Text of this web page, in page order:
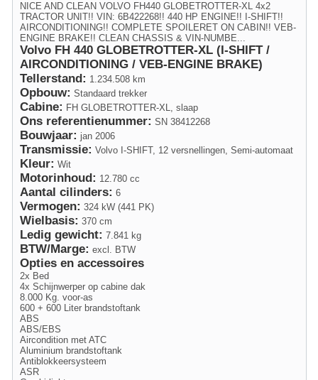
NICE AND CLEAN VOLVO FH440 GLOBETROTTER-XL 4x2
TRACTOR UNIT!! VIN: 6B422268!! 440 HP ENGINE!! I-SHIFT!!
AIRCONDITIONING!! COMPLETE SPOILERET ON CABIN!! VEB-
ENGINE BRAKE!! CLEAN CHASSIS & VIN-NUMBE...
Volvo FH 440 GLOBETROTTER-XL (I-SHIFT /
AIRCONDITIONING / VEB-ENGINE BRAKE)
Tellerstand: 1.234.508 km
Opbouw: Standaard trekker
Cabine: FH GLOBETROTTER-XL, slaap
Ons referentienummer: SN 38412268
Bouwjaar: jan 2006
Transmissie: Volvo I-SHIFT, 12 versnellingen, Semi-automaat
Kleur: Wit
Motorinhoud: 12.780 cc
Aantal cilinders: 6
Vermogen: 324 kW (441 PK)
Wielbasis: 370 cm
Ledig gewicht: 7.841 kg
BTW/Marge: excl. BTW
Opties en accessoires
2x Bed
4x Schijnwerper op cabine dak
8.000 Kg. voor-as
600 + 600 Liter brandstoftank
ABS
ABS/EBS
Aircondition met ATC
Aluminium brandstoftank
Antiblokkeersysteem
ASR